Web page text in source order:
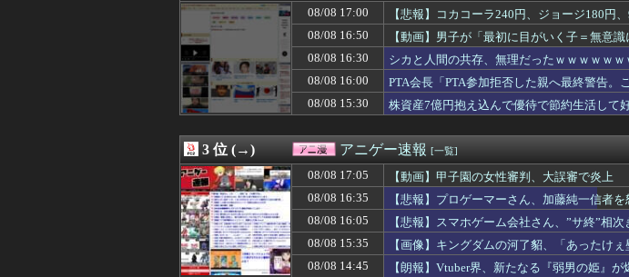
08/08 17:00
”サ終” 相次ぐスマホゲーム、倒産も急増 過去最多ペー
08/08 17:00
外国人「なぜ未だに日本に移住したがる若者が多いんだ？
08/08 17:00
安藤萌々アナ セクシーポーズ！！
08/08 17:00
【艦これ】E4甲モガ切って攻略中にモガ落ちたんだけどE5
08/08 17:00
【海外の反応】中国がAI開発の主導権を握りつつあるよ
08/08 17:00
韓国人「17億ウォンのマンション持ちも基礎年金受給対
08/08 17:00
【閲覧注意】イスラム教徒の指導者、11歳の女子小学生を
08/08 17:00
ラスボス戦が好きなゲームは？
08/08 16:59
ファン付き作業着使用男性熱中症で死亡 スポーツドリン
08/08 16:59
【悲報】競艇に8億6000万円つぎ込んだ税務署職員、3億
08/08 16:58
【衝撃】一ノ瀬美空、地元の同級生の友達が地方局の新人
08/08 16:58
ポール・スキーンズ(24) 9勝10敗 防御率3.96←こいつｗｗ
08/08 16:57
私「彼氏に殴られました…」医者「どうして警察を呼ばな
08/08 16:55
日本赤十字社、韓国の緊急要請に応じ超希少血液「Jr(a-)」
08/08 16:53
【悲報】ワイ、軽貨物ドライバーという職業を知る
08/08 16:52
日本人はBYDの軽EV「ラッコ」をどう見ているのか？…
08/08 17:00
【悲報】コカコーラ240円、ジョージ180円
08/08 16:50
【動画】男子が「最初に目がいく子＝無意
【Pickup07093031】
08/08 16:30
シカと人間の共存、無理だったｗｗｗｗｗｗ
08/08 16:00
PTA会長「PTA参加拒否した親へ最終警告。
08/08 15:30
株資産7億円抱え込んで優待で節約生活して
3 位 (→) アニゲー速報 [一覧]
08/08 17:05
【動画】甲子園の女性審判、大誤審で炎上
08/08 16:35
【悲報】プロゲーマーさん、加藤純一信者
08/08 16:05
【悲報】スマホゲーム会社さん、”サ終”相
08/08 15:35
【画像】キングダムの河了貂、「あったけ
08/08 14:45
【朗報】Vtuber界、新たなる『弱男の姫』